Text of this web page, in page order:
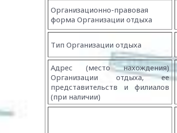
Организационно-правовая
форма Организации отдыха
Тип Организации отдыха
Адрес (место нахождения)
Организации отдыха, ее
представительств и филиалов
(при наличии)